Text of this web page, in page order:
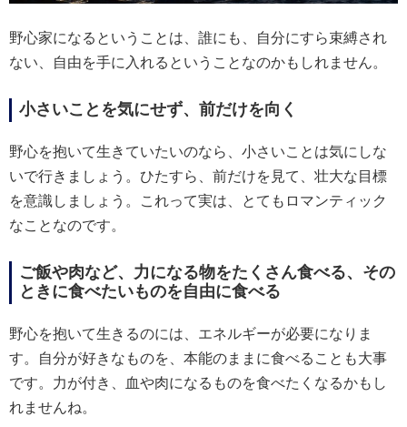
野心家になるということは、誰にも、自分にすら束縛され
ない、自由を手に入れるということなのかもしれません。
小さいことを気にせず、前だけを向く
野心を抱いて生きていたいのなら、小さいことは気にしな
いで行きましょう。ひたすら、前だけを見て、壮大な目標
を意識しましょう。これって実は、とてもロマンティック
なことなのです。
ご飯や肉など、力になる物をたくさん食べる、その
ときに食べたいものを自由に食べる
野心を抱いて生きるのには、エネルギーが必要になりま
す。自分が好きなものを、本能のままに食べることも大事
です。力が付き、血や肉になるものを食べたくなるかもし
れませんね。